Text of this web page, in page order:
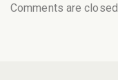
Comments are closed.